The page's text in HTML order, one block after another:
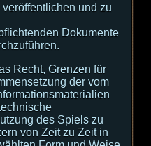
und zu
Dokumente
Recht, Grenzen für
der vom
des Spiels zu
von Zeit zu Zeit in